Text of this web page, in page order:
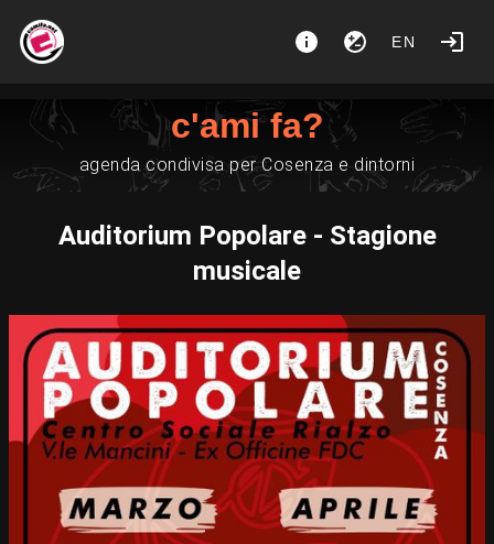
EN
c'ami fa?
agenda condivisa per Cosenza e dintorni
Auditorium Popolare - Stagione
musicale